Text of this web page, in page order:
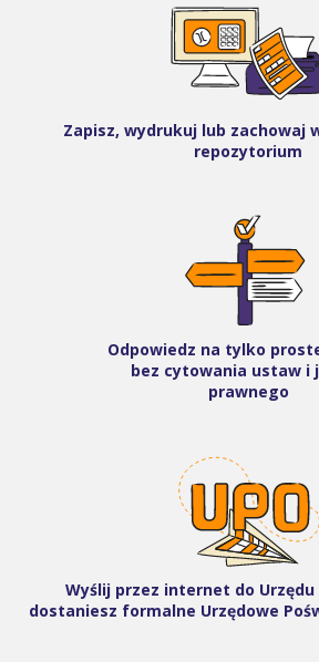
Zapisz, wydrukuj lub zachowaj
repozytorium
Odpowiedz na tylko
bez cytowania ustaw i
prawnego
Wyślij przez internet do Urzędu
dostaniesz formalne Urzędowe